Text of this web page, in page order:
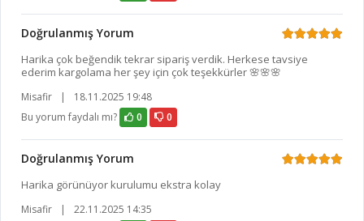
Doğrulanmış Yorum
Harika çok beğendik tekrar sipariş verdik. Herkese tavsiye
ederim kargolama her şey için çok teşekkürler 🌸🌸🌸
Misafir |
18.11.2025 19:48
Bu yorum faydalı mı?
0 0
Doğrulanmış Yorum
Harika görünüyor kurulumu ekstra kolay
Misafir |
22.11.2025 14:35